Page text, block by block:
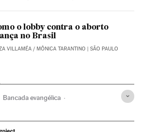
o lobby contra o aborto
no Brasil
VILLAMÉA / MÔNICA TARANTINO | SÃO PAULO
Bancada evangélica
Protestantismo